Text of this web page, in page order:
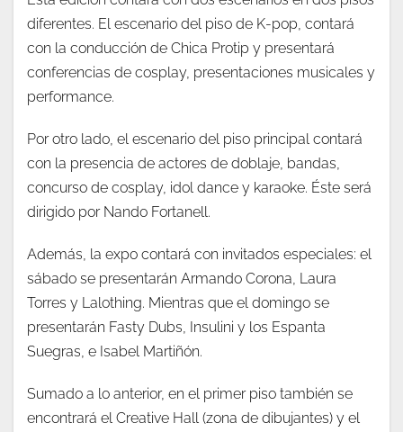
diferentes. El escenario del piso de K-pop, contará
con la conducción de Chica Protip y presentará
conferencias de cosplay, presentaciones musicales y
performance.
Por otro lado, el escenario del piso principal contará
con la presencia de actores de doblaje, bandas,
concurso de cosplay, idol dance y karaoke. Éste será
dirigido por Nando Fortanell.
Además, la expo contará con invitados especiales: el
sábado se presentarán Armando Corona, Laura
Torres y Lalothing. Mientras que el domingo se
presentarán Fasty Dubs, Insulini y los Espanta
Suegras, e Isabel Martiñón.
Sumado a lo anterior, en el primer piso también se
encontrará el Creative Hall (zona de dibujantes) y el